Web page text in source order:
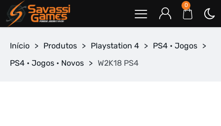
0
Início > Produtos > Playstation 4 > PS4 • Jogos >
PS4 • Jogos • Novos > W2K18 PS4